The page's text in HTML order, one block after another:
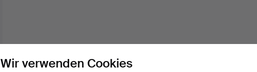
Wir verwenden Cookies